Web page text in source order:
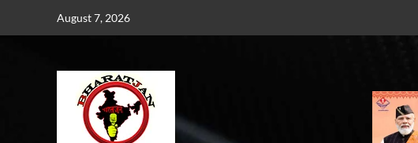
August 7, 2026